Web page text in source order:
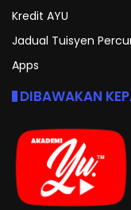
Kredit AYU
Jadual Tuisyen
Apps
DIBAWAKAN